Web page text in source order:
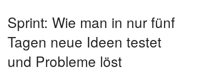
Sprint: Wie man in nur fünf
Tagen neue Ideen testet
und Probleme löst